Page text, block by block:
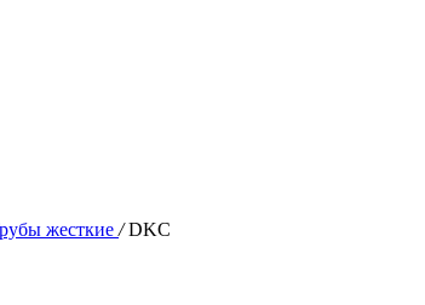
жесткие / DKC